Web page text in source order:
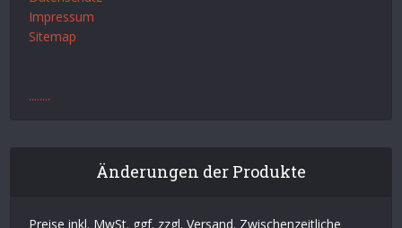
Impressum
Sitemap
........
Änderungen der Produkte
Preise inkl. MwSt. ggf. zzgl. Versand. Zwischenzeitliche